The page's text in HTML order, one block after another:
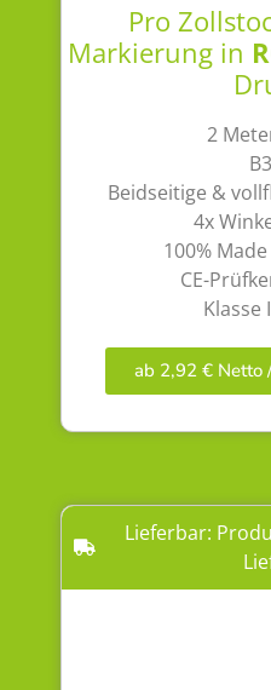
Pro
Markierung in
2
Beidseitige &
4x
100%
CE-
Klasse
ab 2,92 € Netto
Lieferbar: